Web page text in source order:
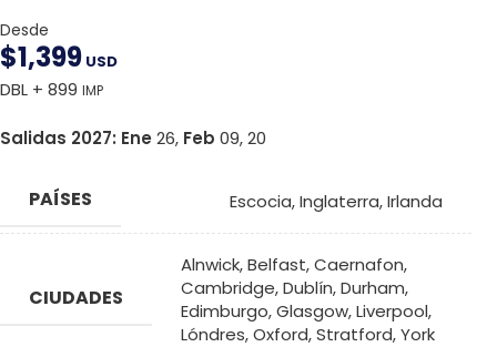
Desde
$1,399 USD
DBL + 899 IMP
Salidas 2027: Ene 26, Feb 09, 20
PAÍSES Escocia,Inglaterra,Irlanda
CIUDADES
Alnwick,Belfast,Caernafon,
Cambridge,Dublín,Durham,
Edimburgo,Glasgow,Liverpool,
Lóndres,Oxford,Stratford,York